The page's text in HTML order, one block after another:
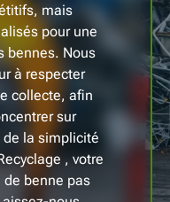
mais
pour une
bennes. Nous
à respecter
collecte, afin
sur
la simplicité
, votre
benne pas